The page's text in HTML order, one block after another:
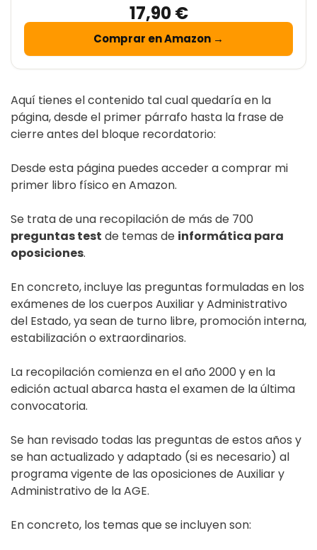
17,90 €
Comprar en Amazon →
Aquí tienes el contenido tal cual quedaría en la
página, desde el primer párrafo hasta la frase de
cierre antes del bloque recordatorio:
Desde esta página puedes acceder a comprar mi
primer libro físico en Amazon.
Se trata de una recopilación de más de 700
preguntas test de temas de informática para
oposiciones.
En concreto, incluye las preguntas formuladas en los
exámenes de los cuerpos Auxiliar y Administrativo
del Estado, ya sean de turno libre, promoción interna,
estabilización o extraordinarios.
La recopilación comienza en el año 2000 y en la
edición actual abarca hasta el examen de la última
convocatoria.
Se han revisado todas las preguntas de estos años y
se han actualizado y adaptado (si es necesario) al
programa vigente de las oposiciones de Auxiliar y
Administrativo de la AGE.
En concreto, los temas que se incluyen son: